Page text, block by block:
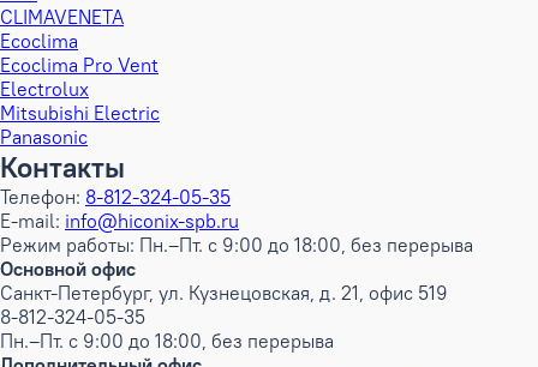
CLIMAVENETA
Ecoclima
Ecoclima Pro Vent
Electrolux
Mitsubishi Electric
Panasonic
Контакты
Телефон: 8-812-324-05-35
E-mail: info@hiconix-spb.ru
Режим работы: Пн.–Пт. с 9:00 до 18:00, без перерыва
Основной офис
Санкт-Петербург, ул. Кузнецовская, д. 21, офис 519
8-812-324-05-35
Пн.–Пт. с 9:00 до 18:00, без перерыва